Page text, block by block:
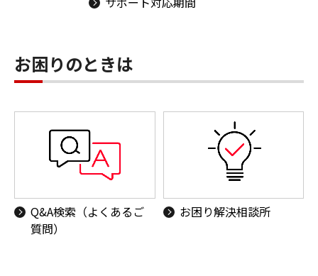
お困りのときは
Q&A検索（よくあるご
質問）
お困り解決相談所